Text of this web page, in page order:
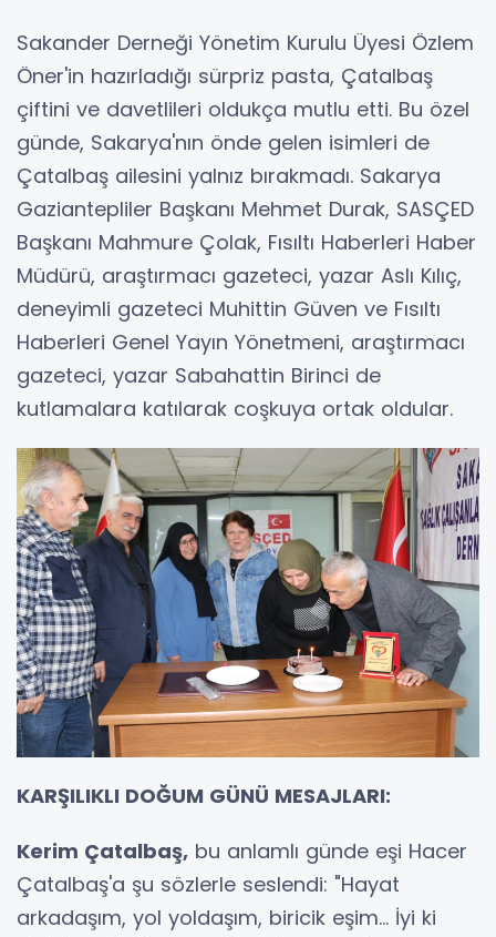
Sakander Derneği Yönetim Kurulu Üyesi Özlem
Öner'in hazırladığı sürpriz pasta, Çatalbaş
çiftini ve davetlileri oldukça mutlu etti. Bu özel
günde, Sakarya'nın önde gelen isimleri de
Çatalbaş ailesini yalnız bırakmadı. Sakarya
Gaziantepliler Başkanı Mehmet Durak, SASÇED
Başkanı Mahmure Çolak, Fısıltı Haberleri Haber
Müdürü, araştırmacı gazeteci, yazar Aslı Kılıç,
deneyimli gazeteci Muhittin Güven ve Fısıltı
Haberleri Genel Yayın Yönetmeni, araştırmacı
gazeteci, yazar Sabahattin Birinci de
kutlamalara katılarak coşkuya ortak oldular.
KARŞILIKLI DOĞUM GÜNÜ MESAJLARI:
Kerim Çatalbaş, bu anlamlı günde eşi Hacer
Çatalbaş'a şu sözlerle seslendi: "Hayat
arkadaşım, yol yoldaşım, biricik eşim... İyi ki